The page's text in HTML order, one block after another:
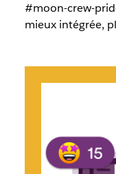
#moon-crew-
mieux intégrée,